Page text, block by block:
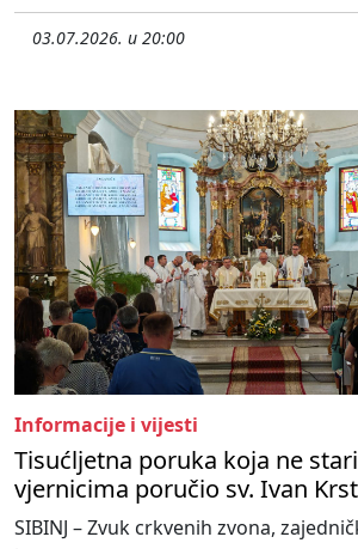
03.07.2026. u 20:00
Informacije i vijesti
Tisućljetna poruka koja ne
vjernicima poručio sv. Ivan
SIBINJ – Zvuk crkvenih zvona,